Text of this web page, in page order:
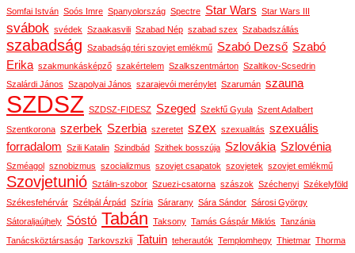
Somfai István Soós Imre Spanyolország Spectre Star Wars Star Wars III
svábok svédek Szaakasvili Szabad Nép szabad szex Szabadszállás
szabadság Szabadság téri szovjet emlékmű Szabó Dezső Szabó
Erika szakmunkásképző szakértelem Szalkszentmárton Szaltikov-Scsedrin
Szalárdi János Szapolyai János szarajevói merénylet Szarumán szauna
SZDSZ SZDSZ-FIDESZ Szeged Szekfű Gyula Szent Adalbert
Szentkorona szerbek Szerbia szeretet szex szexualitás szexuális
forradalom Szili Katalin Szindbád Szithek bosszúja Szlovákia Szlovénia
Szméagol sznobizmus szocializmus szovjet csapatok szovjetek szovjet emlékmű
Szovjetunió Sztálin-szobor Szuezi-csatorna szászok Széchenyi Székelyföld
Székesfehérvár Szélpál Árpád Szíria Sárarany Sára Sándor Sárosi György
Sátoraljaújhely Sóstó Tabán Taksony Tamás Gáspár Miklós Tanzánia
Tanácsköztársaság Tarkovszkij Tatuin teherautók Templomhegy Thietmar Thorma